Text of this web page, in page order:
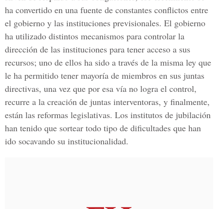
ha convertido en una fuente de constantes conflictos entre
el gobierno y las instituciones previsionales. El gobierno
ha utilizado distintos mecanismos para controlar la
dirección de las instituciones para tener acceso a sus
recursos; uno de ellos ha sido a través de la misma ley que
le ha permitido tener mayoría de miembros en sus juntas
directivas, una vez que por esa vía no logra el control,
recurre a la creación de juntas interventoras, y finalmente,
están las reformas legislativas. Los institutos de jubilación
han tenido que sortear todo tipo de dificultades que han
ido socavando su institucionalidad.